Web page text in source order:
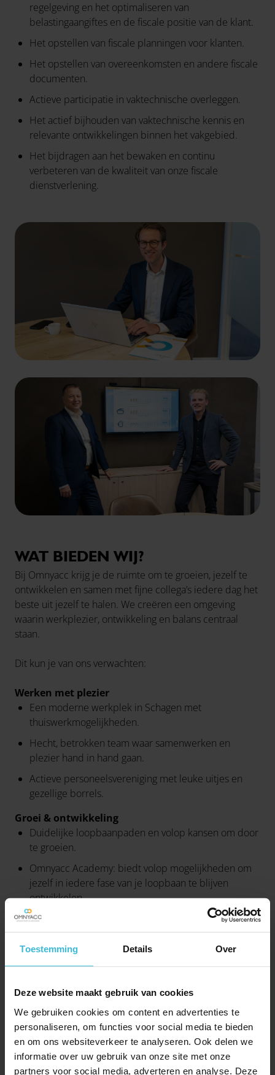
Toestemming Details Over
Deze website maakt gebruik van cookies
We gebruiken cookies om content en advertenties te
personaliseren, om functies voor social media te bieden
en om ons websiteverkeer te analyseren. Ook delen we
informatie over uw gebruik van onze site met onze
partners voor social media, adverteren en analyse. Deze
regelgeving en het optimaliseren van
belastingaangiftes en de fiscale positie van de klant.
Het opstellen van fiscale planningen voor klanten.
Het opstellen van overeenkomsten en andere fiscale
documenten.
Actieve participatie in vaktechnische overleggen.
Het actief bijhouden van vaktechnische kennis en
relevante ontwikkelingen binnen het vakgebied.
Het bijdragen aan het bewaken en continu
verbeteren van de kwaliteit van onze fiscale
dienstverlening.
WAT BIEDEN WIJ?
Bij Omnyacc krijg je de ruimte om te groeien, jezelf te
ontwikkelen en samen met fijne collega’s iedere dag het
beste uit jezelf te halen. We creëren een omgeving
waarin werkplezier, ontwikkeling en balans centraal
staan.
Dit kun je van ons verwachten:
Werken met plezier
Een moderne werkplek in Schagen met
thuiswerkmogelijkheden.
Hecht, betrokken team waar samenwerken en
plezier hand in hand gaan.
Actieve personeelsvereniging met leuke uitjes en
gezellige borrels.
Groei & ontwikkeling
Duidelijke loopbaanpaden en volop kansen om door
te groeien.
Omnyacc Academy: biedt volop mogelijkheden om
jezelf in iedere fase van je loopbaan te blijven
ontwikkelen.
Wissel kennis en ervaring uit met collega’s in onze 8
vestigingen.
Afwisselend werk door contact met diverse klanten
en dossiers.
Goede arbeidsvoorwaarden
Een salaris passend bij jouw ervaring.
Flexibele werktijden en deels thuiswerken mogelijk.
Aantrekkelijke pensioenregeling en een individueel